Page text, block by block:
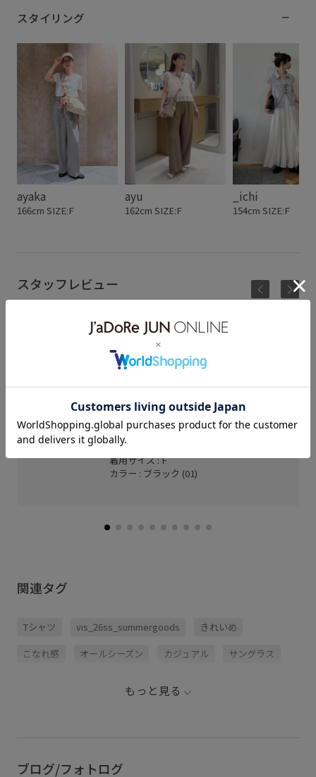
スタイリング
ayaka
166cm SIZE:F
ayu
162cm SIZE:F
_ichi
154cm SIZE:F
スタッフレビュー
シンプルな定番の形です！
室内だとクリアなので様々な場面で活躍しそうです
misaki (156cm)
骨格： ナチュラル
パーソナルカラー： イエベ春
着用サイズ : F
カラー : ブラック (01)
関連タグ
Tシャツ vis_26ss_summergoods きれいめ
こなれ感 オールシーズン カジュアル サングラス
もっと見る
ブログ/フォトログ